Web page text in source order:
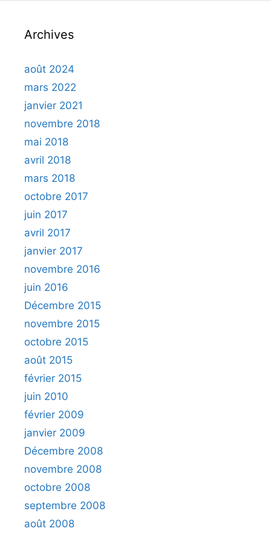
Archives
août 2024
mars 2022
janvier 2021
novembre 2018
mai 2018
avril 2018
mars 2018
octobre 2017
juin 2017
avril 2017
janvier 2017
novembre 2016
juin 2016
Décembre 2015
novembre 2015
octobre 2015
août 2015
février 2015
juin 2010
février 2009
janvier 2009
Décembre 2008
novembre 2008
octobre 2008
septembre 2008
août 2008